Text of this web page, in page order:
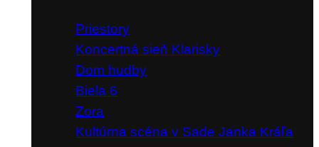
Priestory
Koncertná sieň Klarisky
Dom hudby
Biela 6
Zora
Kultúrna scéna v Sade Janka Kráľa